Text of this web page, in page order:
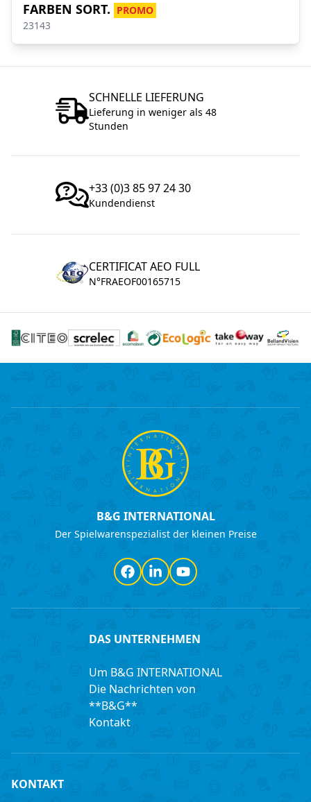
FARBEN SORT. PROMO
23143
SCHNELLE LIEFERUNG
Lieferung in weniger als 48
Stunden
+33 (0)3 85 97 24 30
Kundendienst
CERTIFICAT AEO FULL
N°FRAEOF00165715
B&G INTERNATIONAL
Der Spielwarenspezialist der kleinen Preise
Facebook
LinkedInYouTube
DAS UNTERNEHMEN
Um B&G INTERNATIONAL
Die Nachrichten von
**B&G**
Kontakt
KONTAKT